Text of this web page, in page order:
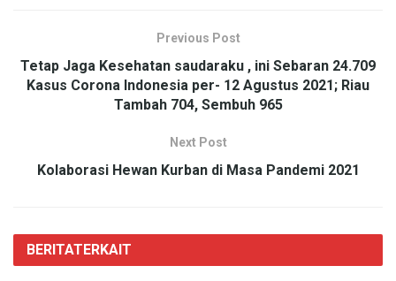
Previous Post
Tetap Jaga Kesehatan saudaraku , ini Sebaran 24.709
Kasus Corona Indonesia per- 12 Agustus 2021; Riau
Tambah 704, Sembuh 965
Next Post
Kolaborasi Hewan Kurban di Masa Pandemi 2021
BERITATERKAIT